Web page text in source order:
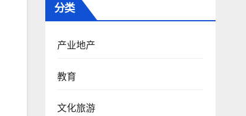
分类
产业地产
教育
文化旅游